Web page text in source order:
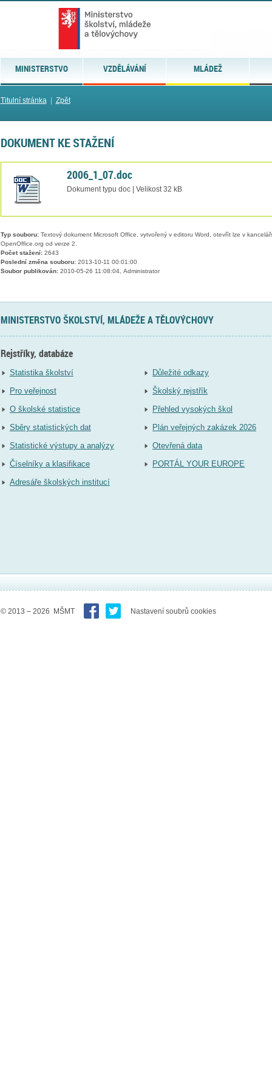
MINISTERSTVO VZDĚLÁVÁNÍ MLÁDEŽ
Titulní stránka| Zpět
DOKUMENT KE STAŽENÍ
2006_1_07.doc
Dokument typu doc | Velikost 32 kB
Typ souboru:Textový dokument Microsoft Office, vytvořený v editoru Word, otevřít lze v
OpenOffice.org od verze 2.
Počet stažení:2643
Poslední změna souboru:2013-10-11 00:01:00
Soubor publikován:2010-05-26 11:08:04, Administrator
MINISTERSTVO ŠKOLSTVÍ, MLÁDEŽE A TĚLOVÝCHOVY
Rejstříky, databáze
Statistika školství
Pro veřejnost
O školské statistice
Sběry statistických dat
Statistické výstupy a analýzy
Číselníky a klasifikace
Adresáře školských institucí
Důležité odkazy
Školský rejstřík
Přehled vysokých škol
Plán veřejných zakázek 2026
Otevřená data
PORTÁL YOUR EUROPE
© 2013 – 2026 MŠMT Nastavení soubrů cookies